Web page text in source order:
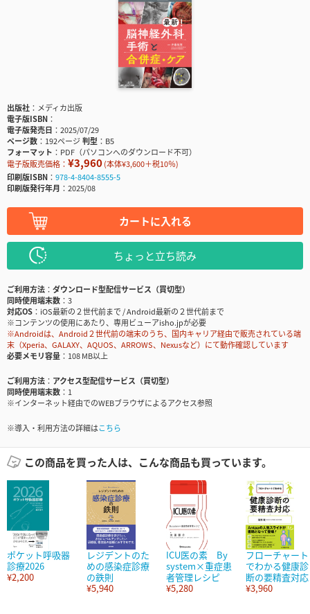
出版社
メディカ出版
電子版ISBN
電子版発売日
2025/07/29
ページ数
192ページ判型
B5
フォーマット
PDF（パソコンへのダウンロード不可）
電子版販売価格： ¥3,960(本体¥3,600＋税10％)
印刷版ISBN
978-4-8404-8555-5
印刷版発行年月
2025/08
カートに入れる
ちょっと立ち読み
ご利用方法
ダウンロード型配信サービス（買切型）
同時使用端末数
3
対応OS
iOS最新の２世代前まで / Android最新の２世代前まで
※コンテンツの使用にあたり、専用ビューアisho.jpが必要
※Androidは、Android２世代前の端末のうち、国内キャリア経由で販売されている端
末（Xperia、GALAXY、AQUOS、ARROWS、Nexusなど）にて動作確認しています
必要メモリ容量
108 MB以上
ご利用方法
アクセス型配信サービス（買切型）
同時使用端末数
1
※インターネット経由でのWEBブラウザによるアクセス参照
※導入・利用方法の詳細はこちら
この商品を買った人は、こんな商品も買っています。
ポケット呼吸器
診療2026
¥2,200
レジデントのた
めの感染症診療
の鉄則
¥5,940
ICU医の素 By
system×重症患
者管理レシピ
¥5,280
フローチャート
でわかる健康診
断の要精査対応
¥3,960